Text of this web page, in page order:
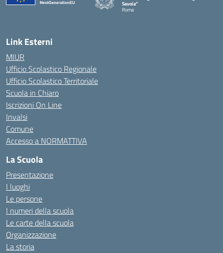
Savoia"
Roma
Link Esterni
MIUR
Ufficio Scolastico Regionale
Ufficio Scolastico Territoriale
Scuola in Chiaro
Iscrizioni On Line
Invalsi
Comune
Accesso a NORMATTIVA
La Scuola
Presentazione
I luoghi
Le persone
I numeri della scuola
Le carte della scuola
Organizzazione
La storia